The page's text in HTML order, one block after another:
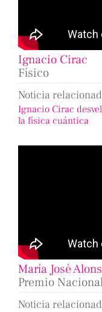
Ignacio Cirac
Físico
Noticia
Ignacio Cirac
la física cuántica
María José
Premio
Noticia